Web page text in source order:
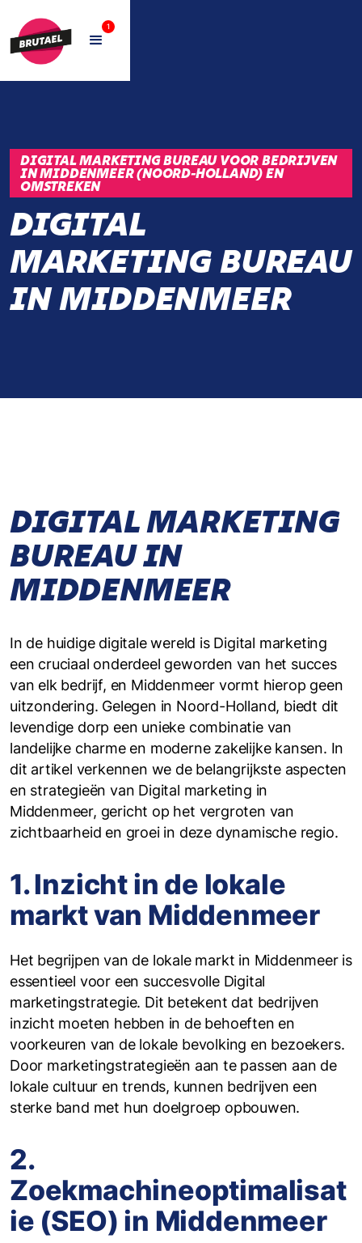
1
DIGITAL MARKETING BUREAU VOOR BEDRIJVEN
IN MIDDENMEER (NOORD-HOLLAND) EN
OMSTREKEN
DIGITAL
MARKETING BUREAU
IN MIDDENMEER
DIGITAL MARKETING
BUREAU IN
MIDDENMEER
In de huidige digitale wereld is Digital marketing
een cruciaal onderdeel geworden van het succes
van elk bedrijf, en Middenmeer vormt hierop geen
uitzondering. Gelegen in Noord-Holland, biedt dit
levendige dorp een unieke combinatie van
landelijke charme en moderne zakelijke kansen. In
dit artikel verkennen we de belangrijkste aspecten
en strategieën van Digital marketing in
Middenmeer, gericht op het vergroten van
zichtbaarheid en groei in deze dynamische regio.
1. Inzicht in de lokale
markt van Middenmeer
Het begrijpen van de lokale markt in Middenmeer is
essentieel voor een succesvolle Digital
marketingstrategie. Dit betekent dat bedrijven
inzicht moeten hebben in de behoeften en
voorkeuren van de lokale bevolking en bezoekers.
Door marketingstrategieën aan te passen aan de
lokale cultuur en trends, kunnen bedrijven een
sterke band met hun doelgroep opbouwen.
2.
Zoekmachineoptimalisat
ie (SEO) in Middenmeer